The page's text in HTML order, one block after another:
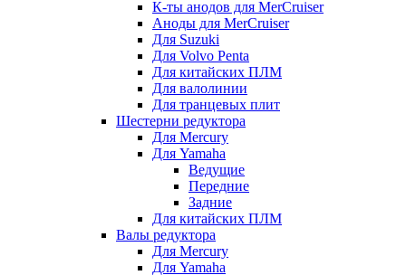
К-ты анодов для MerCruiser
Аноды для MerCruiser
Для Suzuki
Для Volvo Penta
Для китайских ПЛМ
Для валолинии
Для транцевых плит
Шестерни редуктора
Для Mercury
Для Yamaha
Ведущие
Передние
Задние
Для китайских ПЛМ
Валы редуктора
Для Mercury
Для Yamaha